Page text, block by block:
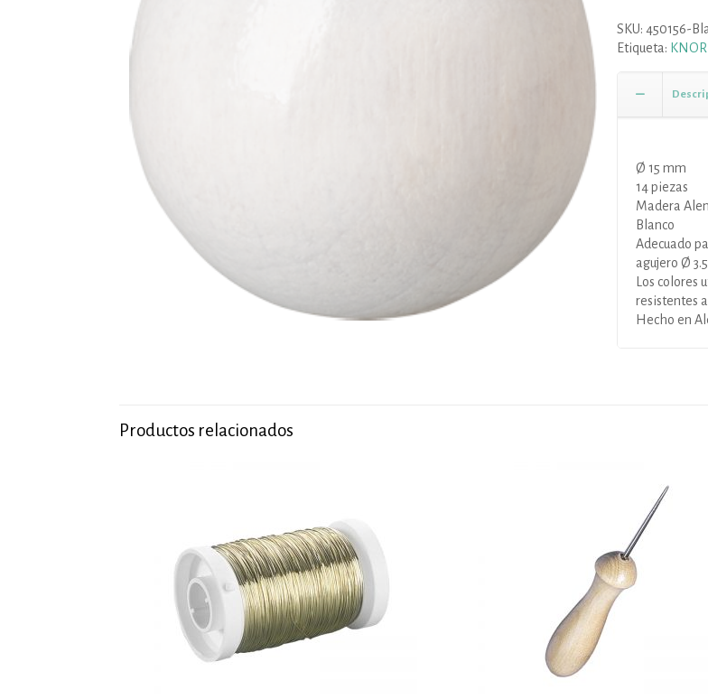
SKU: 450156-
Etiqueta:
Ø 15 mm
14 piezas
Madera
Blanco
Adecuado
agujero Ø
Los
resistentes
Hecho en
Productos relacionados